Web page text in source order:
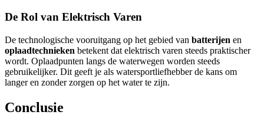
De Rol van Elektrisch Varen
De technologische vooruitgang op het gebied van batterijen en
oplaadtechnieken betekent dat elektrisch varen steeds praktischer
wordt. Oplaadpunten langs de waterwegen worden steeds
gebruikelijker. Dit geeft je als watersportliefhebber de kans om
langer en zonder zorgen op het water te zijn.
Conclusie